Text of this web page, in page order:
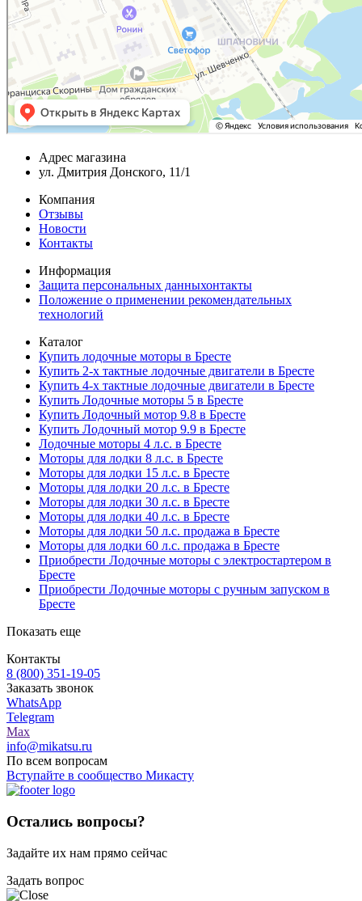
Адрес магазина
ул. Дмитрия Донского, 11/1
Компания
Отзывы
Новости
Контакты
Информация
Защита персональных данныхонтакты
Положение о применении рекомендательных
технологий
Каталог
Купить лодочные моторы в Бресте
Купить 2-х тактные лодочные двигатели в Бресте
Купить 4-х тактные лодочные двигатели в Бресте
Купить Лодочные моторы 5 в Бресте
Купить Лодочный мотор 9.8 в Бресте
Купить Лодочный мотор 9.9 в Бресте
Лодочные моторы 4 л.с. в Бресте
Моторы для лодки 8 л.с. в Бресте
Моторы для лодки 15 л.с. в Бресте
Моторы для лодки 20 л.с. в Бресте
Моторы для лодки 30 л.с. в Бресте
Моторы для лодки 40 л.с. в Бресте
Моторы для лодки 50 л.с. продажа в Бресте
Моторы для лодки 60 л.с. продажа в Бресте
Приобрести Лодочные моторы с электростартером в
Бресте
Приобрести Лодочные моторы с ручным запуском в
Бресте
Показать еще
Контакты
8 (800) 351-19-05
Заказать звонок
WhatsApp
Telegram
Max
info@mikatsu.ru
По всем вопросам
Вступайте в сообщество Микасту
Остались вопросы?
Задайте их нам прямо сейчас
Задать вопрос